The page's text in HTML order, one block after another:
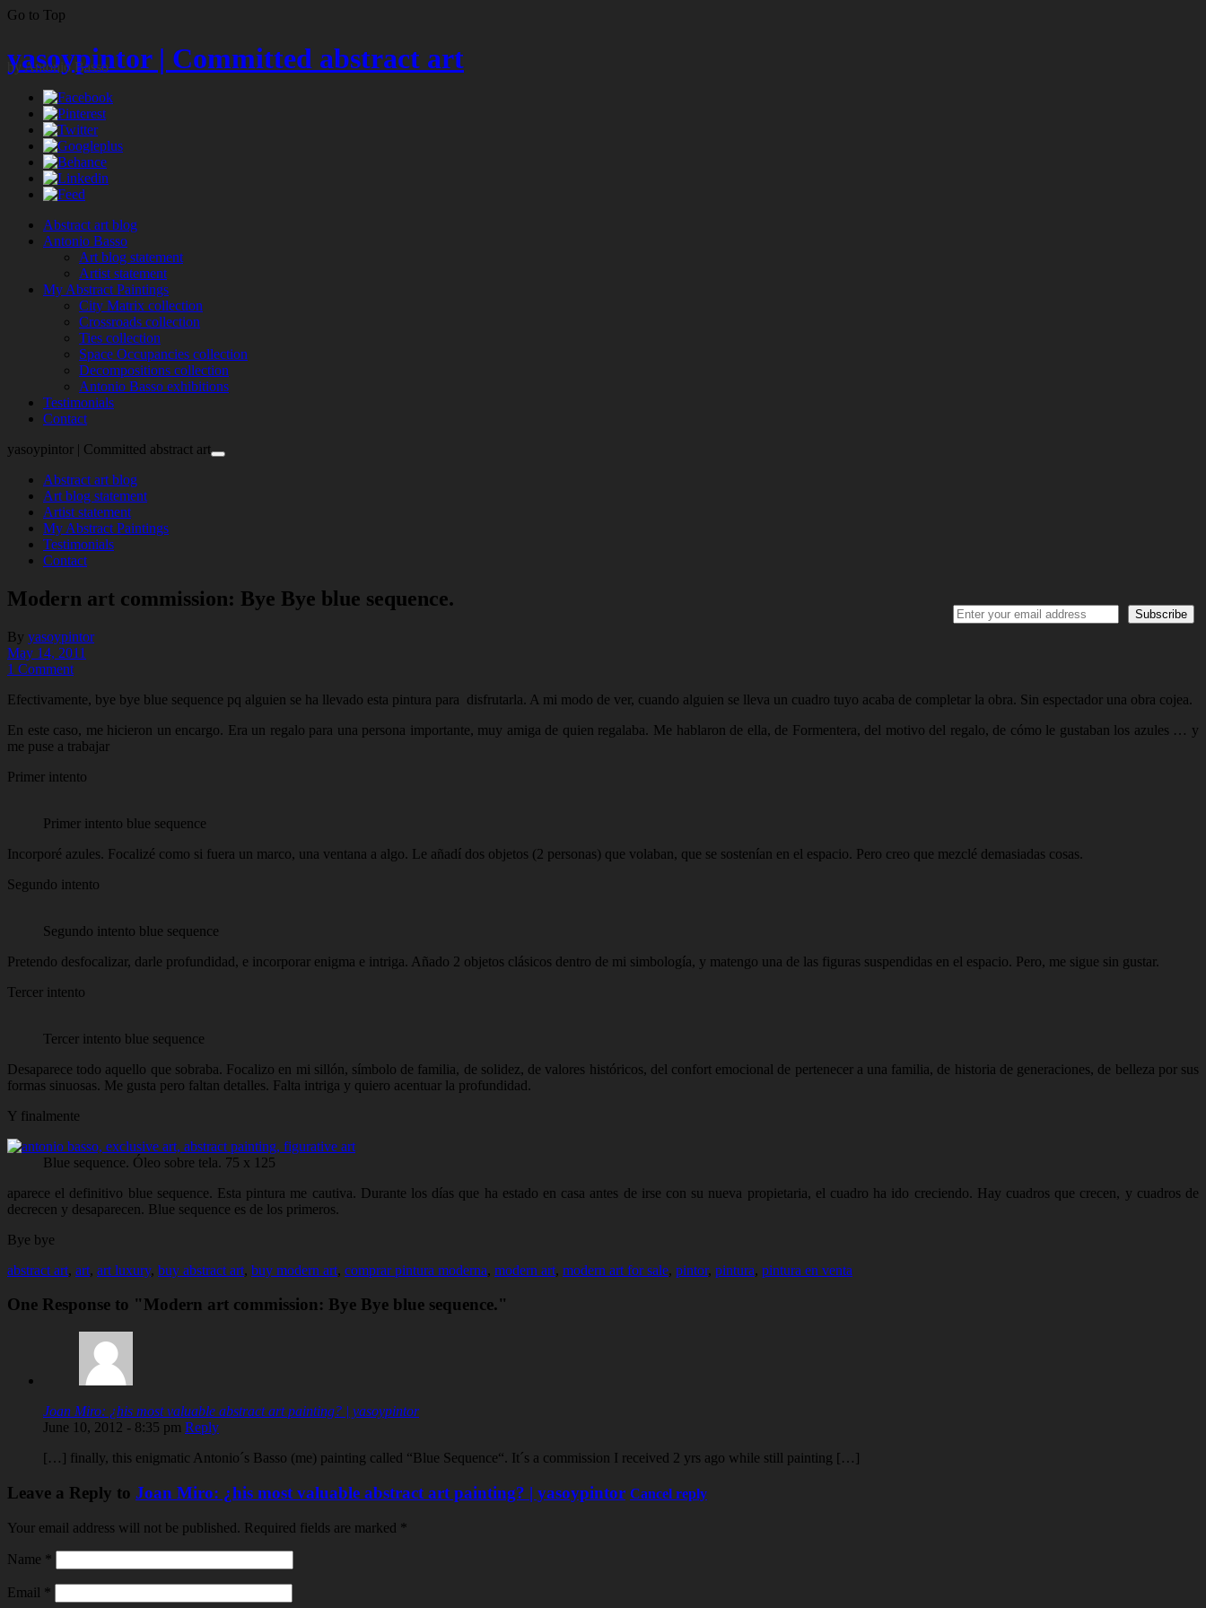
Go to Top
yasoypintor | Committed abstract art
by Antonio Basso
Abstract art blog
Antonio Basso
Art blog statement
Artist statement
My Abstract Paintings
City Matrix collection
Crossroads collection
Ties collection
Space Occupancies collection
Decompositions collection
Antonio Basso exhibitions
Testimonials
Contact
yasoypintor | Committed abstract art
Abstract art blog
Art blog statement
Artist statement
My Abstract Paintings
Testimonials
Contact
Modern art commission: Bye Bye blue sequence.
By yasoypintor
May 14, 2011
1 Comment
Efectivamente, bye bye blue sequence pq alguien se ha llevado esta pintura para disfrutarla. A mi modo de ver, cuando alguien se lleva un cuadro tuyo acaba de completar la obra. Sin espectador una obra cojea.
En este caso, me hicieron un encargo. Era un regalo para una persona importante, muy amiga de quien regalaba. Me hablaron de ella, de Formentera, del motivo del regalo, de cómo le gustaban los azules … y
me puse a trabajar
Primer intento
Primer intento blue sequence
Incorporé azules. Focalizé como si fuera un marco, una ventana a algo. Le añadí dos objetos (2 personas) que volaban, que se sostenían en el espacio. Pero creo que mezclé demasiadas cosas.
Segundo intento
Segundo intento blue sequence
Pretendo desfocalizar, darle profundidad, e incorporar enigma e intriga. Añado 2 objetos clásicos dentro de mi simbología, y matengo una de las figuras suspendidas en el espacio. Pero, me sigue sin gustar.
Tercer intento
Tercer intento blue sequence
Desaparece todo aquello que sobraba. Focalizo en mi sillón, símbolo de familia, de solidez, de valores históricos, del confort emocional de pertenecer a una familia, de historia de generaciones, de belleza por sus
formas sinuosas. Me gusta pero faltan detalles. Falta intriga y quiero acentuar la profundidad.
Y finalmente
Blue sequence. Óleo sobre tela. 75 x 125
aparece el definitivo blue sequence. Esta pintura me cautiva. Durante los días que ha estado en casa antes de irse con su nueva propietaria, el cuadro ha ido creciendo. Hay cuadros que crecen, y cuadros de
decrecen y desaparecen. Blue sequence es de los primeros.
Bye bye
abstract art, art, art luxury, buy abstract art, buy modern art, comprar pintura moderna, modern art, modern art for sale, pintor, pintura, pintura en venta
One Response to "Modern art commission: Bye Bye blue sequence."
Joan Miro: ¿his most valuable abstract art painting? | yasoypintor
June 10, 2012 - 8:35 pm Reply
[…] finally, this enigmatic Antonio´s Basso (me) painting called “Blue Sequence“. It´s a commission I received 2 yrs ago while still painting […]
Leave a Reply to Joan Miro: ¿his most valuable abstract art painting? | yasoypintor Cancel reply
Your email address will not be published. Required fields are marked *
Name *
Email *